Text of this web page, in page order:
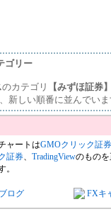
ゴリー
のカテゴリ 【みずほ証券】
新しい順番に並んでいま
ャートはGMOクリック証券
証券、 TradingViewのもの
。
ログ FXキ